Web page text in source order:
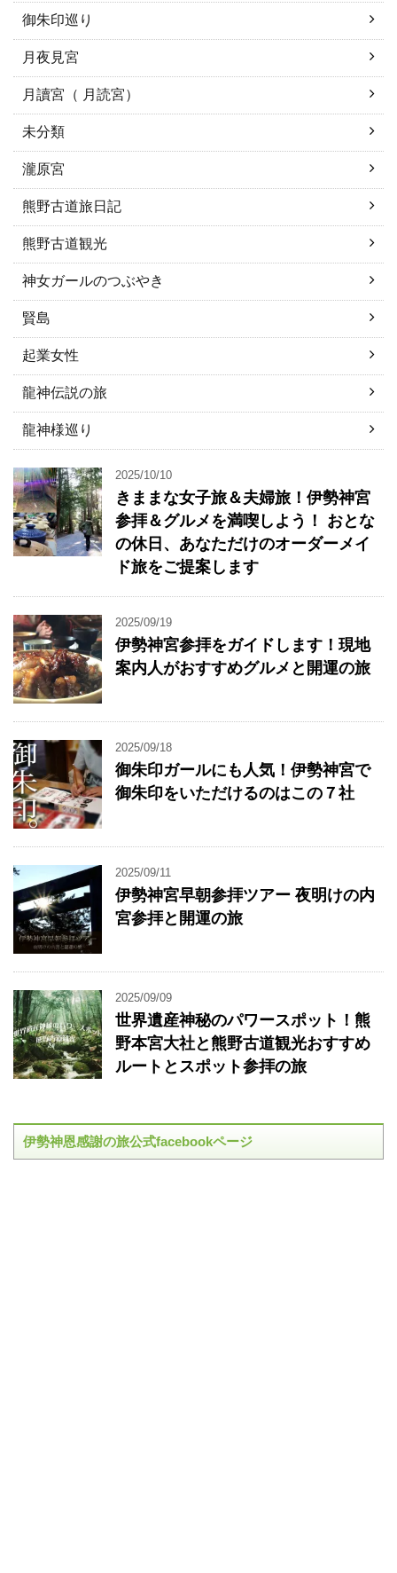
御朱印巡り
月夜見宮
月讀宮（ 月読宮）
未分類
瀧原宮
熊野古道旅日記
熊野古道観光
神女ガールのつぶやき
賢島
起業女性
龍神伝説の旅
龍神様巡り
2025/10/10
きままな女子旅＆夫婦旅！伊勢神宮
参拝＆グルメを満喫しよう！ おとな
の休日、あなただけのオーダーメイ
ド旅をご提案します
2025/09/19
伊勢神宮参拝をガイドします！現地
案内人がおすすめグルメと開運の旅
2025/09/18
御朱印ガールにも人気！伊勢神宮で
御朱印をいただけるのはこの７社
2025/09/11
伊勢神宮早朝参拝ツアー 夜明けの内
宮参拝と開運の旅
2025/09/09
世界遺産神秘のパワースポット！熊
野本宮大社と熊野古道観光おすすめ
ルートとスポット参拝の旅
伊勢神恩感謝の旅公式facebookページ